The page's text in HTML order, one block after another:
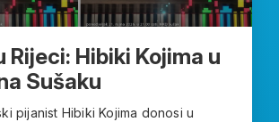
Rijeci: Hibiki Kojima u
Sušaku
pijanist Hibiki Kojima donosi u